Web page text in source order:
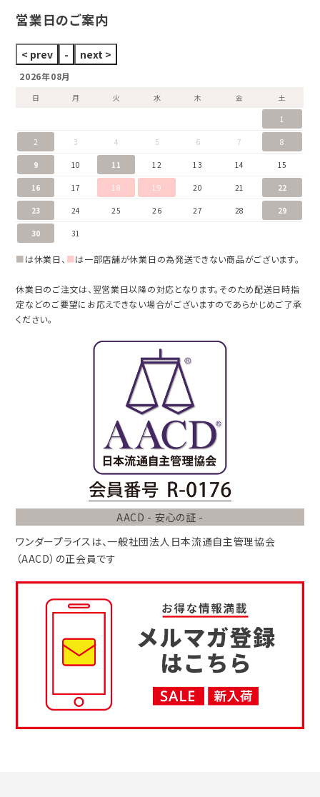
営業日のご案内
2026年08月
日 月 火 水 木 金
土
1
2 3 4 5 6 7 8
9 10 11 12 13 14 15
16 17 18 19 20 21 22
23 24 25 26 27 28 29
30 31
■は休業日、 ■は一部店舗が休業日の為発送できない商品がございます。
休業日のご注文は、翌営業日以降の対応となります。そのため配送日時指
定などのご要望にお応えできない場合がございますのであらかじめご了承
ください。
AACD - 安心の証 -
ワンダープライスは、 一般社団法人 日本流通自主管理協会
（AACD） の正会員です